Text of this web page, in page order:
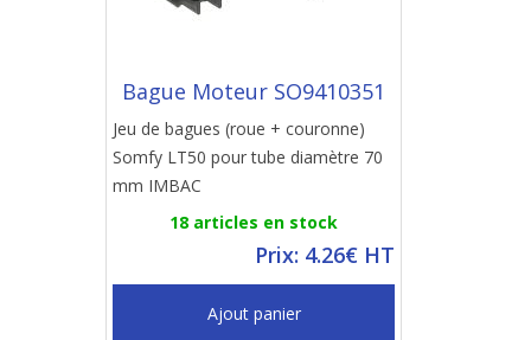
Bague Moteur SO9410351
Jeu de bagues (roue + couronne)
Somfy LT50 pour tube diamètre 70
mm IMBAC
18 articles en stock
Prix: 4.26€ HT
Ajout panier